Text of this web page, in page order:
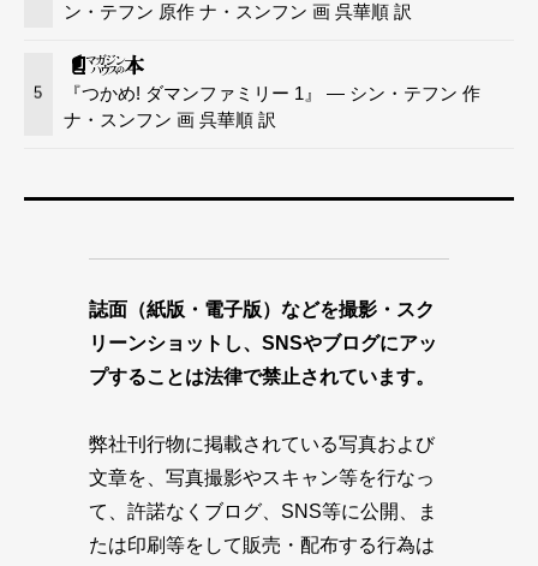
ン・テフン 原作 ナ・スンフン 画 呉華順 訳
5
『つかめ! ダマンファミリー 1』 — シン・テフン 作
ナ・スンフン 画 呉華順 訳
誌面（紙版・電子版）などを撮影・スク
リーンショットし、SNSやブログにアッ
プすることは法律で禁止されています。
弊社刊行物に掲載されている写真および
文章を、写真撮影やスキャン等を行なっ
て、許諾なくブログ、SNS等に公開、ま
たは印刷等をして販売・配布する行為は